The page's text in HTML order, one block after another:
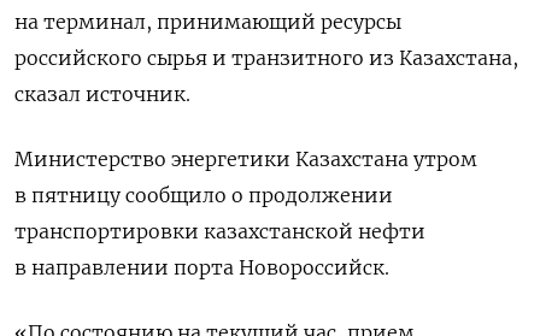
на терминал, принимающий ресурсы
российского сырья и транзитного из Казахстана,
сказал источник.
Министерство энергетики Казахстана утром
в пятницу сообщило о продолжении
транспортировки казахстанской нефти
в направлении порта Новороссийск.